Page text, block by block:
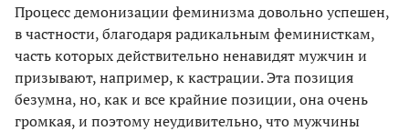
Процесс демонизации феминизма довольно успешен,
в частности, благодаря радикальным феминисткам,
часть которых действительно ненавидят мужчин и
призывают, например, к кастрации. Эта позиция
безумна, но, как и все крайние позиции, она очень
громкая, и поэтому неудивительно, что мужчины